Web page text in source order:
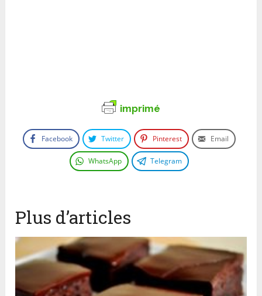
imprimé
Facebook Twitter Pinterest Email
WhatsApp Telegram
Plus d’articles